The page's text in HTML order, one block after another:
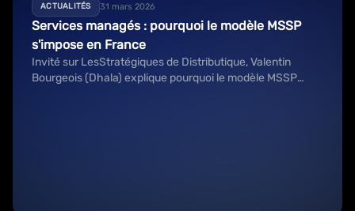
ACTUALITÉS 31 mars 2026
Services managés : pourquoi le modèle MSSP
s'impose en France
Invité sur LesStratégiques de Distributique, Valentin
Bourgeois (Dhala) explique pourquoi le modèle MSSP